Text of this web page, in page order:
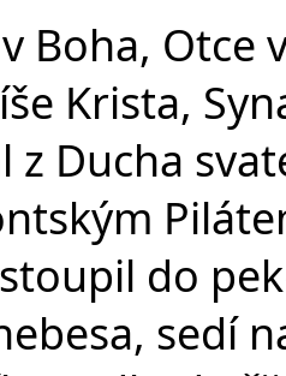
Boha,
Krista,
z Ducha
do
sedí